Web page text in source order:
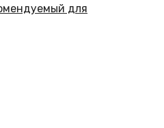
для